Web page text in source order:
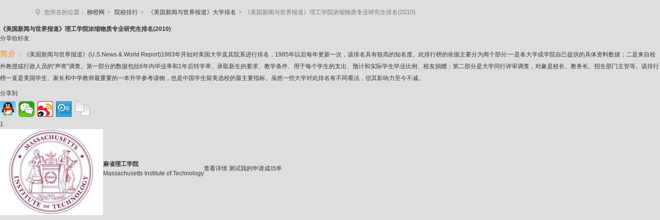
您所在的位置： 柳橙网 > 院校排行 > 《美国新闻与世界报道》大学排名 > 《美国新闻与世界报道》理工学院浓缩物质专业研究生排名(2010)
《美国新闻与世界报道》理工学院浓缩物质专业研究生排名(2010)
分享给好友
简介：
《美国新闻与世界报道》(U.S.News & World Report)1983年开始对美国大学及其院系进行排名，1985年以后每年更新一次，该排名具有较高的知名度。此排行榜的依据主要分为两个部分:一是各大学或学院自己提供的具体资料数据；二是来自校
外教授或行政人员的“声誉”调查。第一部分的数据包括6年内毕业率和1年后转学率、录取新生的要求、教学条件、用于每个学生的支出、预计和实际学生毕业比例、校友捐赠；第二部分是大学同行评审调查，对象是校长、教务长、招生部门主管等。该排行
榜一直是美国学生、家长和中学教师最重要的一本升学参考读物，也是中国学生留美选校的最主要指标。虽然一些大学对此排名有不同看法，但其影响力至今不减。
分享到
1
麻省理工学院
Massachusetts Institute of Technology
查看详情 测试我的申请成功率